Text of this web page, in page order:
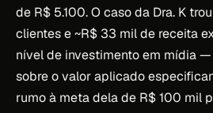
de R$ 5.100. O caso da Dra. K
clientes e ~R$ 33 mil de receita
nível de investimento em mídia
sobre o valor aplicado
rumo à meta dela de R$ 100 mil